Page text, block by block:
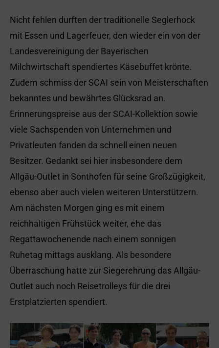
Nicht fehlen durften der traditionelle Seglerhock
mit Essen und Lagerfeuer, den wieder ein von der
Landesvereinigung der Bayerischen
Milchwirtschaft spendiertes Käsebuffet krönte.
Zudem schmiss der SCAI sein von Meisterschaften
bekanntes und bewährtes Glücksrad an.
Erinnerungspreise aus der SCAI-Kollektion sowie
viele Sachspenden von Unternehmen und
Privatleuten fanden da schnell einen neuen
Besitzer. Gedankt sei hier insbesondere dem
Allgäu-Outlet in Sonthofen für seine Großzügigkeit,
ebenso aber auch vielen weiteren Unterstützern.
Am nächsten Morgen ging es mit einem
reichhaltigen Frühstück weiter, ehe das
Regattawochenende nach einem sonnigen
Ruhetag mittags ausklang. Als besondere
Überraschung hatte zur Siegerehrung das Allgäu-
Outlet auch noch Reisetrolleys für die drei
Erstplatzierten spendiert.